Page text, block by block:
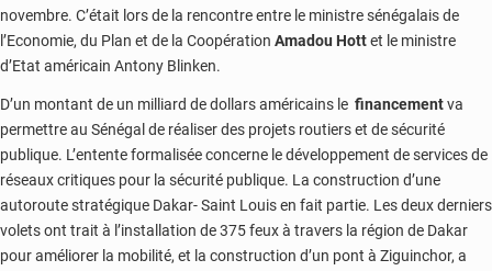
novembre. C’était lors de la rencontre entre le ministre sénégalais de
l’Economie, du Plan et de la Coopération Amadou Hottet le ministre
d’Etat américain Antony Blinken.
D’un montant de un milliard de dollars américains le financementva
permettre au Sénégal de réaliser des projets routiers et de sécurité
publique. L’entente formalisée concerne le développement de services de
réseaux critiques pour la sécurité publique. La construction d’une
autoroute stratégique Dakar- Saint Louis en fait partie. Les deux derniers
volets ont trait à l’installation de 375 feux à travers la région de Dakar
pour améliorer la mobilité, et la construction d’un pont à Ziguinchor, a